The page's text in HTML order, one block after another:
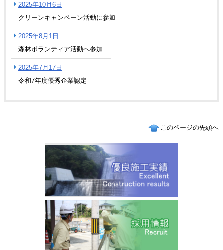
2025年10月6日
クリーンキャンペーン活動に参加
2025年8月1日
森林ボランティア活動へ参加
2025年7月17日
令和7年度優秀企業認定
このページの先頭へ